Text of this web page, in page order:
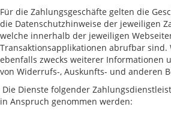
Für die Zahlungsgeschäfte gelten die
die Datenschutzhinweise der jeweiligen
welche innerhalb der jeweiligen
Transaktionsapplikationen abrufbar sind.
ebenfalls zwecks weiterer Informationen
von Widerrufs-, Auskunfts- und anderen
Die Dienste folgender
in Anspruch genommen werden: